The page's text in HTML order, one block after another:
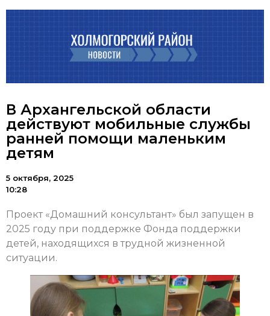
В Архангельской области
действуют мобильные службы
ранней помощи маленьким
детям
5 октября, 2025
10:28
Проект «Домашний консультант» был запущен в
2025 году при поддержке Фонда поддержки
детей, находящихся в трудной жизненной
ситуации.